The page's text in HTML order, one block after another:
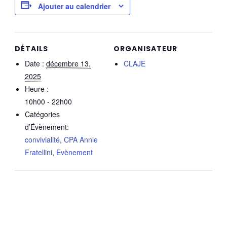
Ajouter au calendrier
DÉTAILS
Date : décembre 13,
2025
Heure :
10h00 - 22h00
Catégories
d’Évènement:
convivialité, CPA Annie
Fratellini, Evènement
ORGANISATEUR
CLAJE